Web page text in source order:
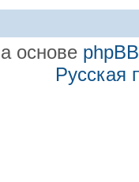
2016, 17:06
основе phpBB
Русская